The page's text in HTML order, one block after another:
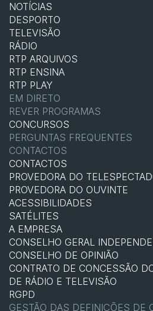
NOTÍCIAS
DESPORTO
TELEVISÃO
RÁDIO
RTP ARQUIVOS
RTP ENSINA
RTP PLAY
EM DIRETO
REVER PROGRAMAS
CONCURSOS
PERGUNTAS FREQUENTES
CONTACTOS
CONTACTOS
PROVEDORA DO
PROVEDORA DO OUVINTE
ACESSIBILIDADES
SATÉLITES
A EMPRESA
CONSELHO GERAL
CONSELHO DE OPINIÃO
CONTRATO DE CONCESSÃO
DE RÁDIO E TELEVISÃO
RGPD
GESTÃO DAS DEFINIÇÕES DE